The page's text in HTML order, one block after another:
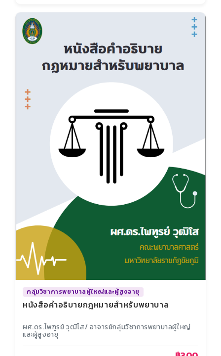
กลุ่มวิชาการพยาบาลผู้ใหญ่และผู้สูงอายุ
หนังสือคำอธิบายกฎหมายสำหรับพยาบาล
ผศ.ดร.ไพฑูรย์ วุฒิโส/ อาจารย์กลุ่มวิชาการพยาบาลผู้ใหญ่
และผู้สูงอายุ